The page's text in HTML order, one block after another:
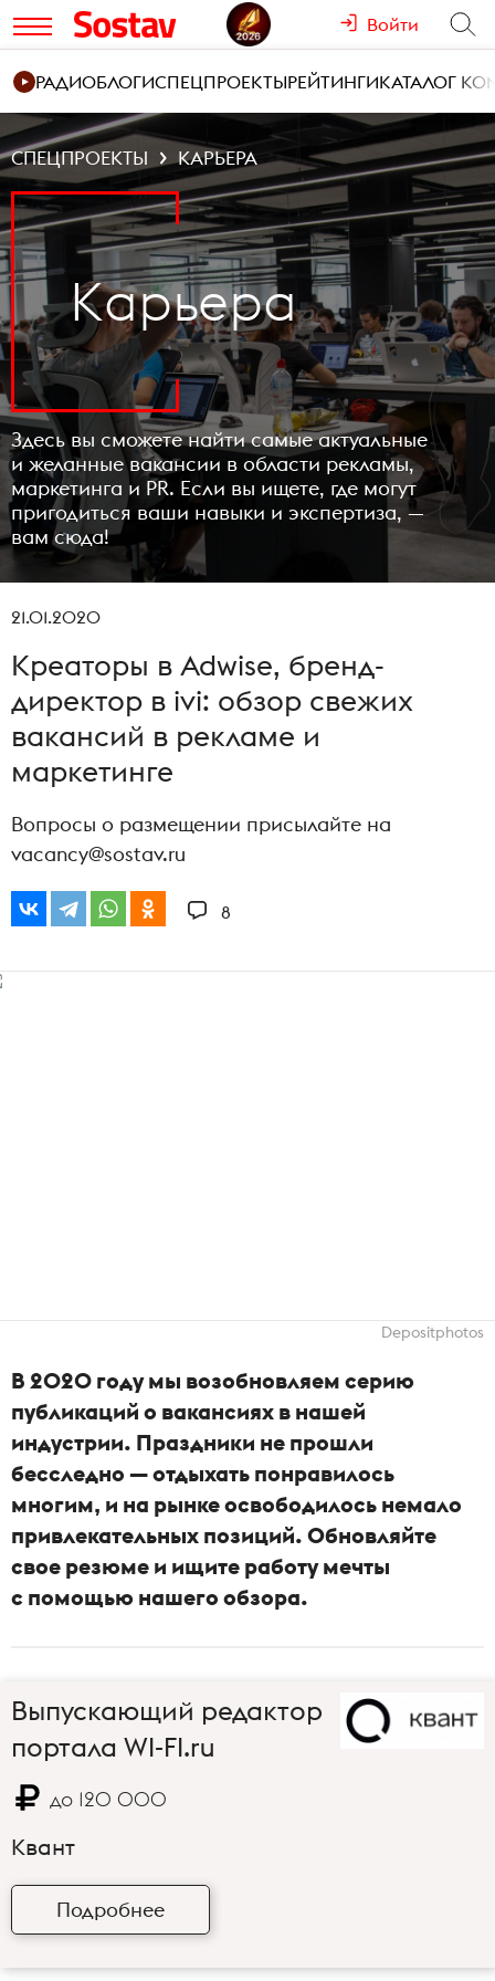
Войти
РАДИОБЛОГИСПЕЦПРОЕКТЫРЕЙТИНГИКАТАЛОГ
СПЕЦПРОЕКТЫ КАРЬЕРА
Kарьера
Здесь вы сможете найти самые актуальные
и желанные вакансии в области рекламы,
маркетинга и PR. Если вы ищете, где могут
пригодиться ваши навыки и экспертиза, —
вам сюда!
21.01.2020
Креаторы в Adwise, бренд-
директор в ivi: обзор свежих
вакансий в рекламе и
маркетинге
Вопросы о размещении присылайте на
vacancy@sostav.ru
8
Depositphotos
В 2020 году мы возобновляем серию
публикаций о вакансиях в нашей
индустрии. Праздники не прошли
бесследно — отдыхать понравилось
многим, и на рынке освободилось немало
привлекательных позиций. Обновляйте
свое резюме и ищите работу мечты
с помощью нашего обзора.
Выпускающий редактор
портала WI-FI.ru
до 120 000
Квант